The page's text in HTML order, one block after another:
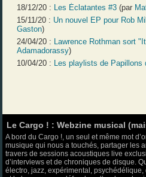
18/12/20 :
Les Éclatantes #3 (par
15/11/20 : Un nouvel EP pour Rob
Gaston)
24/04/20 :
Lawrence Rothman sort
Adamadorassy)
10/04/20 :
Les playlists de Papillons
Le Cargo ! : Webzine musical
A bord du Cargo !, un seul et même mot
musique qui nous a touchés, partager les
travers de sessions acoustiques live
d’interviews et de chroniques de disque.
électro, jazz, expérimental,